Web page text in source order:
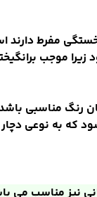
مفرط دارند
موجب
رنگ مناسبی باشد
که به نوعی
نیز مناسب می